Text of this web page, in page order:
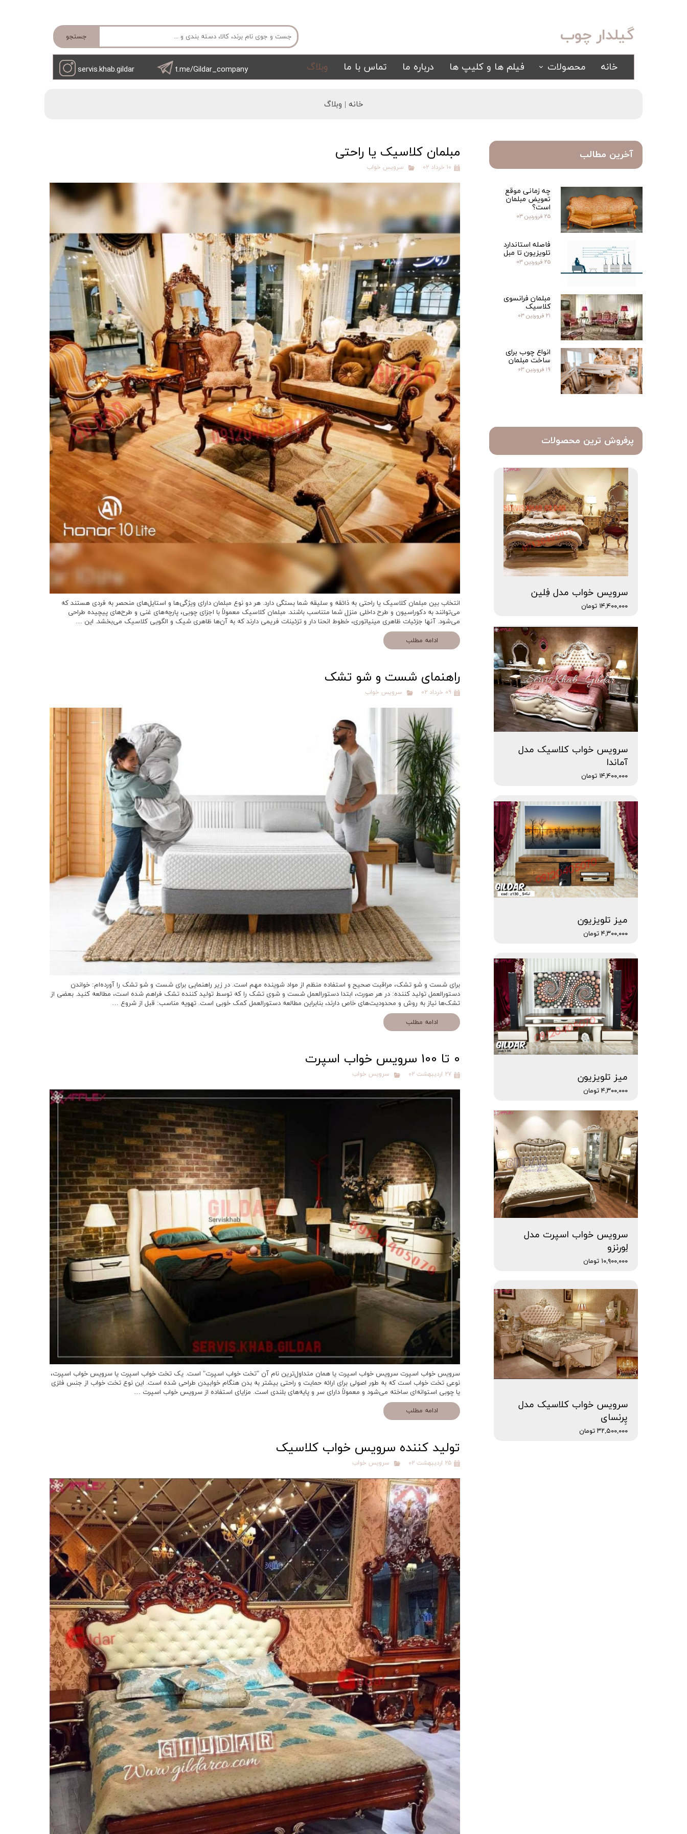
جستجو گیلدار چوب
خانه
محصولات
سرویس خواب آینه ای
سرویس خواب سفید
سیسمونی کمد و بوفه تابلو
فیلم ها و کلیپ ها درباره ما تماس با ما وبلاگ t.me/Gildar_company
servis.khab.gildar
خانه | وبلاگ
مبلمان کلاسیک یا راحتی
۱۰ خرداد ۰۲ سرویس خواب
انتخاب بین مبلمان کلاسیک یا راحتی به ذائقه و سلیقه شما بستگی دارد. هر دو نوع مبلمان دارای ویژگی‌ها و استایل‌های منحصر به فردی هستند که
می‌توانند به دکوراسیون و طرح داخلی منزل شما متناسب باشند. مبلمان کلاسیک معمولاً با اجزای چوبی، پارچه‌های غنی و طرح‌های پیچیده طراحی
می‌شود. آنها جزئیات ظاهری مینیاتوری، خطوط انحنا دار و تزئینات فریمی دارند که به آن‌ها ظاهری شیک و الگویی کلاسیک می‌بخشد. این …
ادامه مطلب
راهنمای شست و شو تشک
۰۹ خرداد ۰۲ سرویس خواب
برای شست و شو تشک، مراقبت صحیح و استفاده منظم از مواد شوینده مهم است. در زیر راهنمایی برای شست و شو تشک را آورده‌ام: خواندن
دستورالعمل تولید کننده: در هر صورت، ابتدا دستورالعمل شست و شوی تشک را که توسط تولید کننده تشک فراهم شده است، مطالعه کنید. بعضی از
تشک‌ها نیاز به روش و محدودیت‌های خاص دارند، بنابراین مطالعه دستورالعمل کمک خوبی است. تهویه مناسب: قبل از شروع …
ادامه مطلب
0 تا 100 سرویس خواب اسپرت
۲۷ اردیبهشت ۰۲ سرویس خواب
سرویس خواب اسپرت سرویس خواب اسپرت یا همان متداول‌ترین نام آن "تخت خواب اسپرت" است. یک تخت خواب اسپرت یا سرویس خواب اسپرت،
نوعی تخت خواب است که به طور اصولی برای ارائه حمایت و راحتی بیشتر به بدن هنگام خوابیدن طراحی شده است. این نوع تخت خواب از جنس فلزی
یا چوبی استوانه‌ای ساخته می‌شود و معمولاً دارای سر و پایه‌های بلندی است. مزایای استفاده از سرویس خواب اسپرت …
ادامه مطلب
تولید کننده سرویس خواب کلاسیک
۲۵ اردیبهشت ۰۲ سرویس خواب
سرویس خواب مدل فِلین
۱۴,۴۰۰,۰۰۰ تومان
سرویس خواب کلاسیک مدل
آماندا
۱۴,۴۰۰,۰۰۰ تومان
میز تلویزیون
۴,۳۰۰,۰۰۰ تومان
میز تلویزیون
۴,۳۰۰,۰۰۰ تومان
سرویس خواب اسپرت مدل
لِورنزو
۱۰,۹۰۰,۰۰۰ تومان
سرویس خواب کلاسیک مدل
پِرنسای
۳۲,۵۰۰,۰۰۰ تومان
پرفروش ترین محصولات
آخرین مطالب
چه زمانی موقع
تعویض مبلمان
است؟
۲۵ فروردین ۰۳
فاصله استاندارد
تلویزیون تا مبل
۲۵ فروردین ۰۳
مبلمان فرانسوی
کلاسیک
۲۱ فروردین ۰۳
انواع چوب برای
ساخت مبلمان
۱۹ فروردین ۰۳